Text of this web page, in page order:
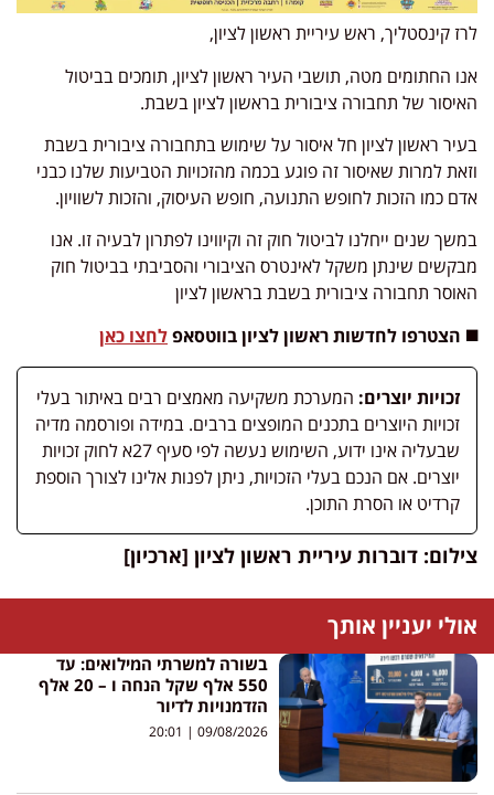
לרז קינסטליך, ראש עיריית ראשון לציון,
אנו החתומים מטה, תושבי העיר ראשון לציון, תומכים בביטול
האיסור של תחבורה ציבורית בראשון לציון בשבת.
בעיר ראשון לציון חל איסור על שימוש בתחבורה ציבורית בשבת
וזאת למרות שאיסור זה פוגע בכמה מהזכויות הטביעות שלנו כבני
אדם כמו הזכות לחופש התנועה, חופש העיסוק, והזכות לשוויון.
במשך שנים ייחלנו לביטול חוק זה וקיווינו לפתרון לבעיה זו. אנו
מבקשים שינתן משקל לאינטרס הציבורי והסביבתי בביטול חוק
האוסר תחבורה ציבורית בשבת בראשון לציון
◼️ הצטרפו לחדשות ראשון לציון בווטסאפלחצו כאן
זכויות יוצרים: המערכת משקיעה מאמצים רבים באיתור בעלי
זכויות היוצרים בתכנים המופצים ברבים. במידה ופורסמה מדיה
שבעליה אינו ידוע, השימוש נעשה לפי סעיף 27א לחוק זכויות
יוצרים. אם הנכם בעלי הזכויות, ניתן לפנות אלינו לצורך הוספת
קרדיט או הסרת התוכן.
צילום: דוברות עיריית ראשון לציון [ארכיון]
אולי יעניין אותך
בשורה למשרתי המילואים: עד
550 אלף שקל הנחה ו – 20 אלף
הזדמנויות לדיור
09/08/2026